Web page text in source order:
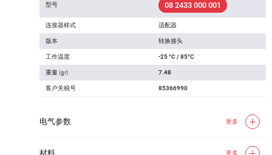
型号 08 2433 000 001
连接器样式 适配器
版本 转换接头
工作温度 -25 °C / 85°C
重量 (gr) 7.48
客户关税号 85366990
电气参数 更多
材料 更多